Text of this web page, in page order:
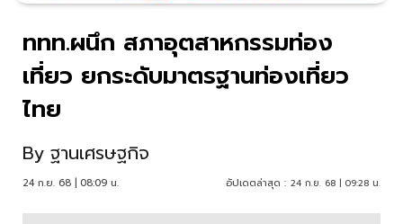
ททท.ผนึก สภาอุตสาหกรรมท่อง
เที่ยว ยกระดับมาตรฐานท่องเที่ยว
ไทย
By ฐานเศรษฐกิจ
24 ก.ย. 68 | 08:09 น. อัปเดตล่าสุด : 24 ก.ย. 68 | 09:28 น.